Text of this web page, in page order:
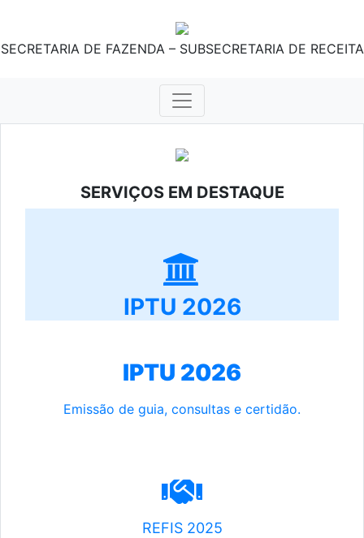
SECRETARIA DE FAZENDA – SUBSECRETARIA DE RECEITA
SERVIÇOS EM DESTAQUE
IPTU 2026
IPTU 2026
Emissão de guia, consultas e certidão.
REFIS 2025